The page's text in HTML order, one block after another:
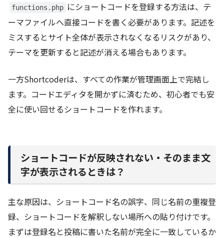
functions.php にショートコードを登録する方法は、テ
ーマファイルへ直接コードを書く必要があります。記述を
ミスするとサイト全体が表示されなくなるリスクがあり、
テーマを更新すると記述が消える場合もあります。
一方Shortcoderは、すべての作業が管理画面上で完結し
ます。コードエディタを開かずに済むため、初心者でも安
全に使い回せるショートコードを作れます。
ショートコードが反映されない・そのまま文
字が表示されるときは？
主な原因は、ショートコード名の誤字、同じ名前の重複登
録、ショートコードを解釈しない場所への貼り付けです。
まずは登録名と投稿に書いた名前が完全に一致しているか